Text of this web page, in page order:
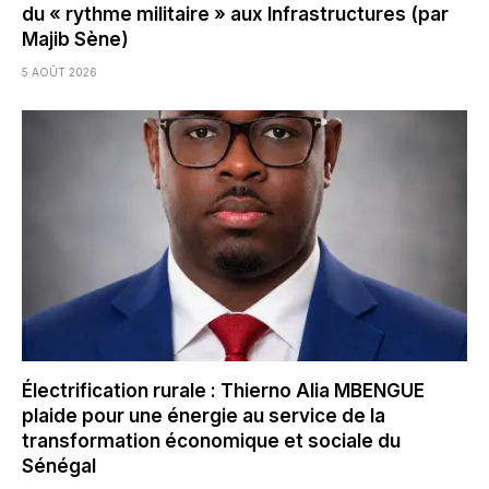
du « rythme militaire » aux Infrastructures (par
Majib Sène)
5 AOÛT 2026
Électrification rurale : Thierno Alia MBENGUE
plaide pour une énergie au service de la
transformation économique et sociale du
Sénégal